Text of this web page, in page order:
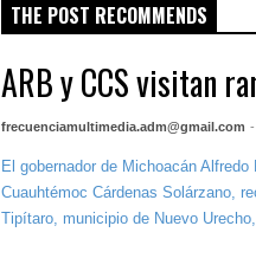
THE POST RECOMMENDS
ARB y CCS visitan
frecuenciamultimedia.adm@gmail.com
El gobernador de Michoacán
Cuauhtémoc Cárdenas Solárzano,
Tipítaro, municipio de Nuevo Urecho,